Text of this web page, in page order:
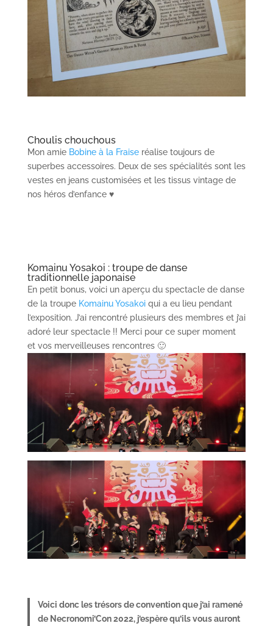
Choulis chouchous
Mon amie Bobine à la Fraiseréalise toujours de
superbes accessoires. Deux de ses spécialités sont les
vestes en jeans customisées et les tissus vintage de
nos héros d’enfance ♥️
Komainu Yosakoi : troupe de danse
traditionnelle japonaise
En petit bonus, voici un aperçu du spectacle de danse
de la troupe Komainu Yosakoiqui a eu lieu pendant
l’exposition. J’ai rencontré plusieurs des membres et j’ai
adoré leur spectacle !! Merci pour ce super moment
et vos merveilleuses rencontres 🙂
Voici donc les trésors de convention que j’ai ramené
de Necronomi’Con 2022, j’espère qu’ils vous auront